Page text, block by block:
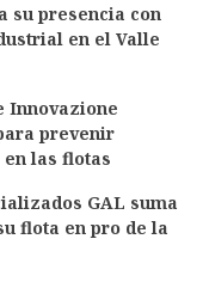
su presencia con
en el Valle
Innovazione
prevenir
las flotas
GAL suma
flota en pro de la